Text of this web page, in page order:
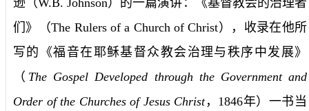
们》（The Rulers of a Church of Christ），收录在他所
写的《福音在耶稣基督众教会治理与秩序中发展》
（ The Gospel Developed through the Government and
Order of the Churches of Jesus Christ，1846年）一书当